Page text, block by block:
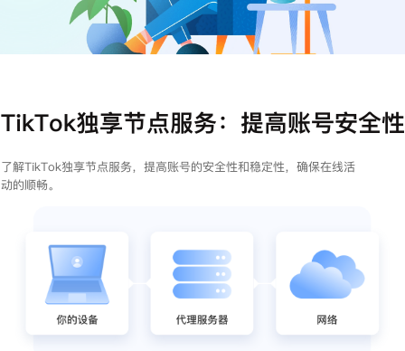
TikTok独享节点服务：提高账号安全性
了解TikTok独享节点服务，提高账号的安全性和稳定性，确保在线活
动的顺畅。